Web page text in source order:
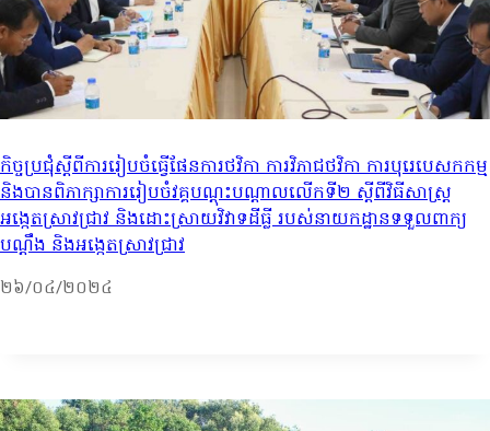
កិច្ចប្រជុំស្តីពីការរៀបចំធ្វើផែនការថវិកា ការវិភាជថវិកា ការបុរេបេសកកម្ម
និងបានពិភាក្សាការរៀបចំវគ្គបណ្តុះបណ្តាលលើកទី២ ស្តីពីវិធីសាស្រ្ត
អង្កេតស្រាវជ្រាវ និងដោះស្រាយវិវាទដីធ្លី របស់នាយកដ្ឋានទទួលពាក្យ
បណ្តឹង និងអង្កេតស្រាវជ្រាវ
២៦/០៤/២០២៤